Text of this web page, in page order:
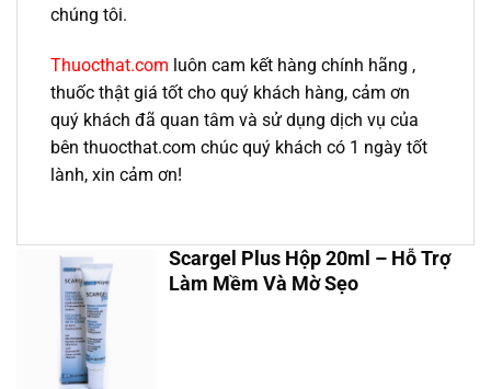
chúng tôi.
Thuocthat.com luôn cam kết hàng chính hãng ,
thuốc thật giá tốt cho quý khách hàng, cảm ơn
quý khách đã quan tâm và sử dụng dịch vụ của
bên thuocthat.com chúc quý khách có 1 ngày tốt
lành, xin cảm ơn!
Scargel Plus Hộp 20ml – Hỗ Trợ
Làm Mềm Và Mờ Sẹo